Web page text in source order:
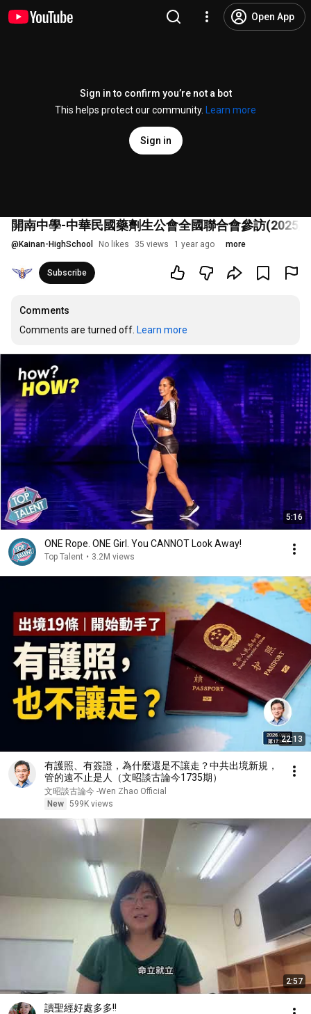
Open App
Sign in to confirm you’re not a bot
This helps protect our community.
Learn more
Sign in
開南中學-中華民國藥劑生公會全國聯合會參訪(2025/
@ Kainan-HighSchool No likes 35 views 1 year ago more
Subscribe
Comments
Comments are turned off. Learn more
5:16
ONE Rope. ONE Girl. You CANNOT Look Away!
Top Talent • 3.2M views
22:13
有護照、有簽證，為什麼還是不讓走？中共出境新規，
管的遠不止是人（文昭談古論今1735期）
文昭談古論今 -Wen Zhao Official
New 599K views
2:57
讀聖經好處多多!!